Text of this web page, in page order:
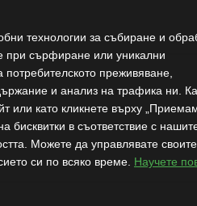
технологии за събиране и
при сърфиране или уникални
преживяване,
и анализ на трафика ни.
или като кликнете върху
бисквитки в съответствие с
Можете да управлявате своите
си по всяко време. Научете